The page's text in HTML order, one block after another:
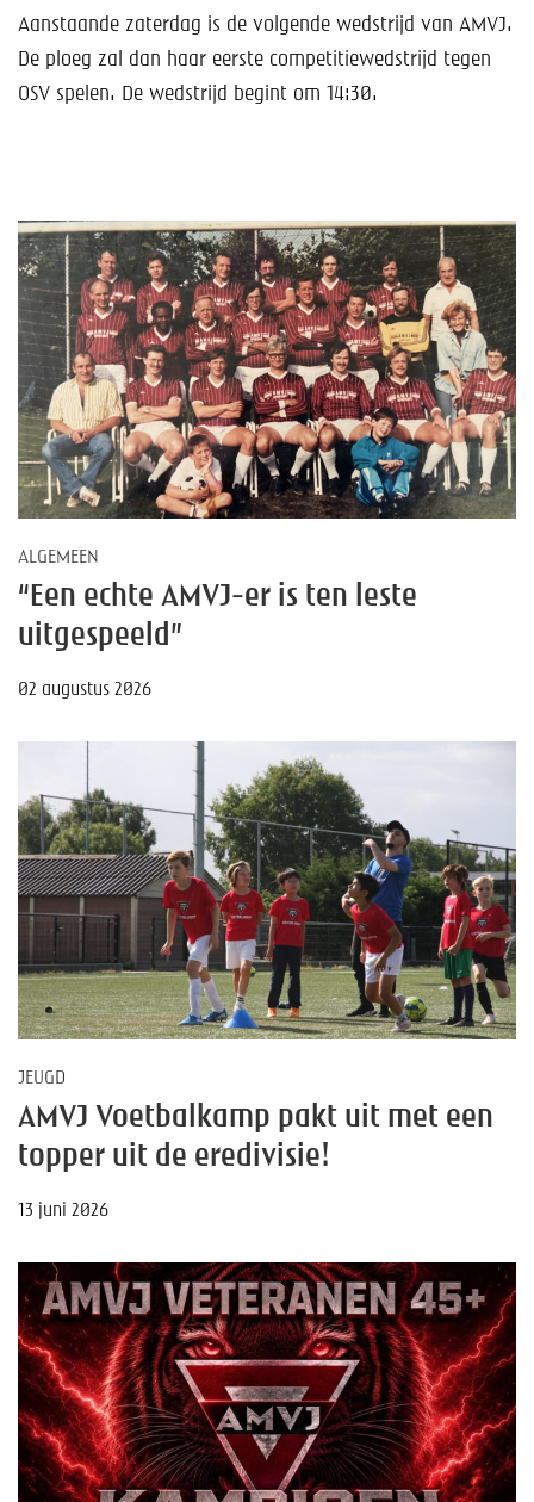
Aanstaande zaterdag is de volgende wedstrijd van AMVJ.
De ploeg zal dan haar eerste competitiewedstrijd tegen
OSV spelen. De wedstrijd begint om 14:30.
ALGEMEEN
“Een echte AMVJ-er is ten leste
uitgespeeld”
02 augustus 2026
JEUGD
AMVJ Voetbalkamp pakt uit met een
topper uit de eredivisie!
13 juni 2026